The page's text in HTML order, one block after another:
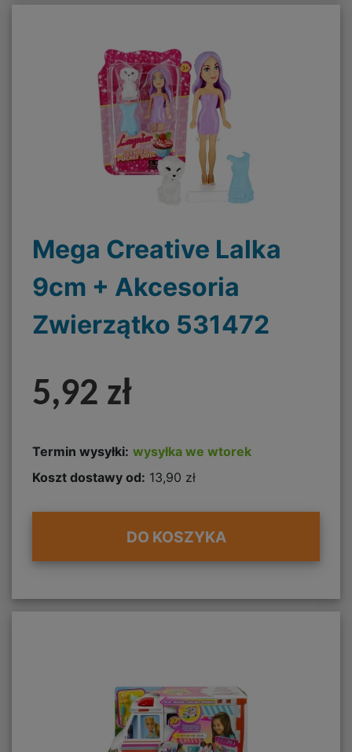
Mega Creative Lalka
9cm + Akcesoria
Zwierzątko 531472
5,92 zł
Termin wysyłki: wysyłka we wtorek
Koszt dostawy od: 13,90 zł
DO KOSZYKA